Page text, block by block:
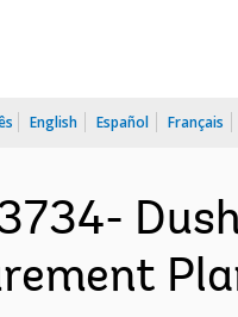
English Español Français